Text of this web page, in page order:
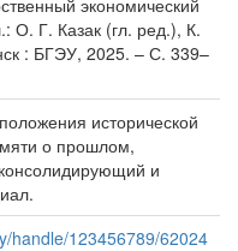
экономический
О. Г. Казак (гл. ред.), К.
: БГЭУ, 2025. – С. 339–
исторической
о прошлом,
и
handle/123456789/62024